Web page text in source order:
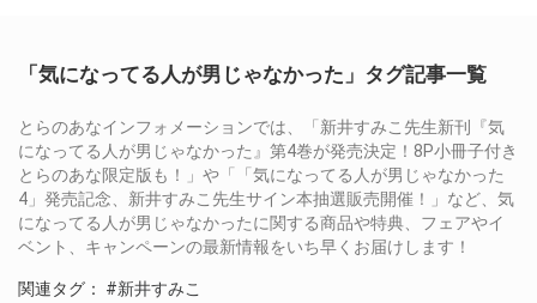
「気になってる人が男じゃなかった」タグ記事一覧
とらのあなインフォメーションでは、「新井すみこ先生新刊『気
になってる人が男じゃなかった』第4巻が発売決定！8P小冊子付き
とらのあな限定版も！」や「「気になってる人が男じゃなかった
4」発売記念、新井すみこ先生サイン本抽選販売開催！」など、気
になってる人が男じゃなかったに関する商品や特典、フェアやイ
ベント、キャンペーンの最新情報をいち早くお届けします！
関連タグ： #新井すみこ